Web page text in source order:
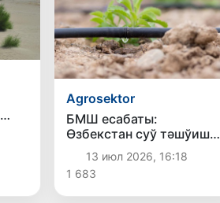
Agrosektor
БМШ есабаты:
Өзбекстан суў тәшўишин
жеңип өтиўде жедел
раўажланыўға ерискен
мәмлекетлер қатарына
кирди
13 июл 2026, 16:18
1 683